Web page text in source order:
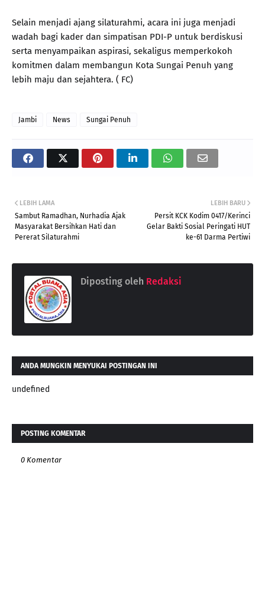
Selain menjadi ajang silaturahmi, acara ini juga menjadi
wadah bagi kader dan simpatisan PDI-P untuk berdiskusi
serta menyampaikan aspirasi, sekaligus memperkokoh
komitmen dalam membangun Kota Sungai Penuh yang
lebih maju dan sejahtera. ( FC)
Jambi News Sungai Penuh
LEBIH BARU
Persit KCK Kodim 0417/Kerinci
Gelar Bakti Sosial Peringati HUT
ke-61 Darma Pertiwi
LEBIH LAMA
Sambut Ramadhan, Nurhadia Ajak
Masyarakat Bersihkan Hati dan
Pererat Silaturahmi
Diposting oleh Redaksi
ANDA MUNGKIN MENYUKAI POSTINGAN INI
undefined
POSTING KOMENTAR
0 Komentar